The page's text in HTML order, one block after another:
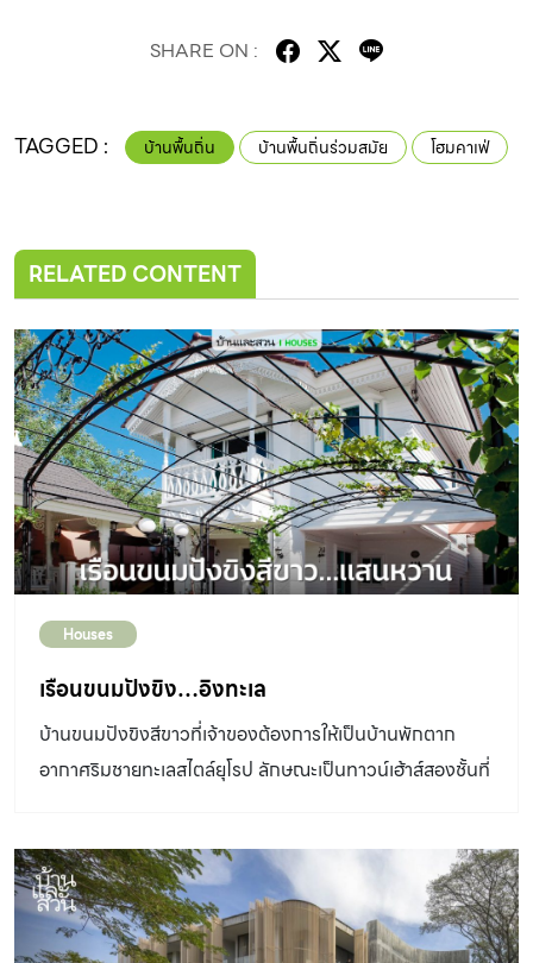
SHARE ON :
TAGGED : บ้านพื้นถิ่น บ้านพื้นถิ่นร่วมสมัย โฮมคาเฟ่
RELATED CONTENT
Houses
เรือนขนมปังขิง…อิงทะเล
บ้านขนมปังขิงสีขาวที่เจ้าของต้องการให้เป็นบ้านพักตาก
อากาศริมชายทะเลสไตล์ยุโรป ลักษณะเป็นทาวน์เฮ้าส์สองชั้นที่
เซีย วิลล่า จำกัด โดยคุณอรมัทน์ เธียรปรีชา โทรศัพท์ 08-
1694-2156 / เจ้าของ : คุณกาลติกา-คุณทวีชัย ชวาลภา
ฤทธิ์ บ้านขนมปังขิง ความฝันของหลายๆครอบครัวคือการได้